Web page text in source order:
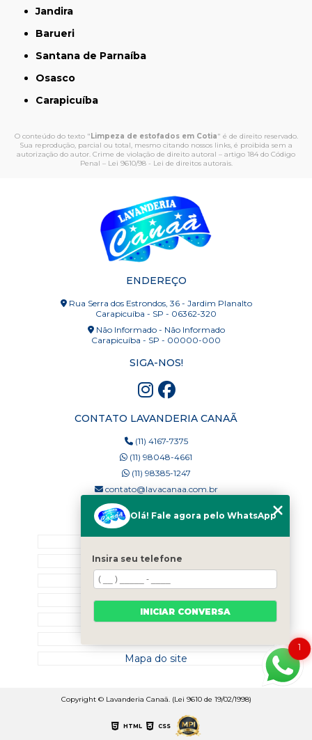
Jandira
Barueri
Santana de Parnaíba
Osasco
Carapicuíba
O conteúdo do texto " Limpeza de estofados em Cotia" é de direito reservado.
Sua reprodução, parcial ou total, mesmo citando nossos links, é proibida sem a
autorização do autor. Crime de violação de direito autoral – artigo 184 do Código
Penal – Lei 9610/98 - Lei de direitos autorais.
ENDEREÇO
Rua Serra dos Estrondos, 36 - Jardim Planalto
Carapicuíba - SP - 06362-320
Não Informado - Não Informado
Carapicuíba - SP - 00000-000
SIGA-NOS!
CONTATO LAVANDERIA CANAÃ
(11) 4167-7375
(11) 98048-4661
(11) 98385-1247
contato@lavacanaa.com.br
MENU
Quem Somos
Blog
Serviços
Contato
Mapa do site
Copyright © Lavanderia Canaã. (Lei 9610 de 19/02/1998)
HTML CSS
1
Olá! Fale agora pelo WhatsApp
Insira seu telefone
INICIAR CONVERSA